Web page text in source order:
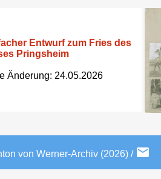
Entwurf zum Fries des
Pringsheim
Änderung: 24.05.2026
von Werner-Archiv (2026) /